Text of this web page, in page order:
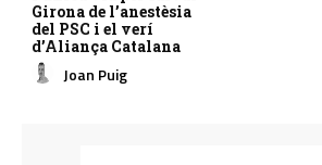
Girona de l’anestèsia
del PSC i el verí
d’Aliança Catalana
Joan Puig